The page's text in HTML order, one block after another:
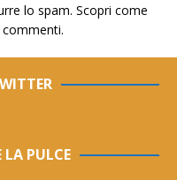
lo spam. Scopri come
.
LA PULCE